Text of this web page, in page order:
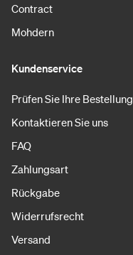
Contract
Mohdern
Kundenservice
Prüfen Sie Ihre Bestellung
Kontaktieren Sie uns
FAQ
Zahlungsart
Rückgabe
Widerrufsrecht
Versand